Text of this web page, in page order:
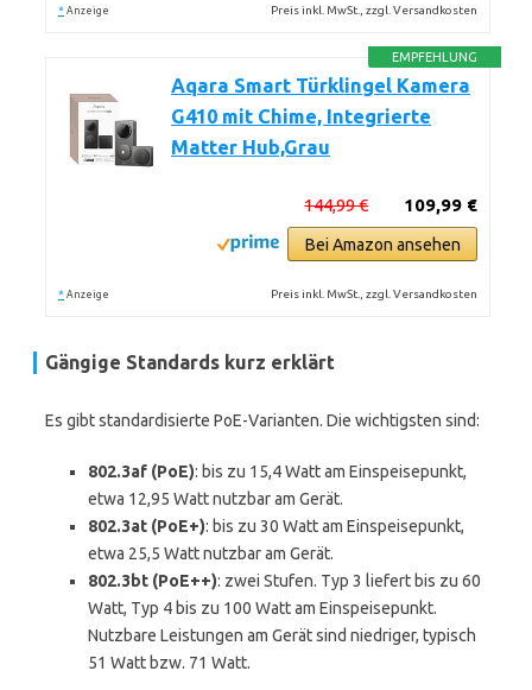
* Anzeige Preis inkl. MwSt., zzgl. Versandkosten
EMPFEHLUNG
Aqara Smart Türklingel Kamera
G410 mit Chime, Integrierte
Matter Hub,Grau
109,99 €
144,99 €
Bei Amazon ansehen
* Anzeige Preis inkl. MwSt., zzgl. Versandkosten
Gängige Standards kurz erklärt
Es gibt standardisierte PoE-Varianten. Die wichtigsten sind:
802.3af (PoE): bis zu 15,4 Watt am Einspeisepunkt,
etwa 12,95 Watt nutzbar am Gerät.
802.3at (PoE+): bis zu 30 Watt am Einspeisepunkt,
etwa 25,5 Watt nutzbar am Gerät.
802.3bt (PoE++): zwei Stufen. Typ 3 liefert bis zu 60
Watt, Typ 4 bis zu 100 Watt am Einspeisepunkt.
Nutzbare Leistungen am Gerät sind niedriger, typisch
51 Watt bzw. 71 Watt.